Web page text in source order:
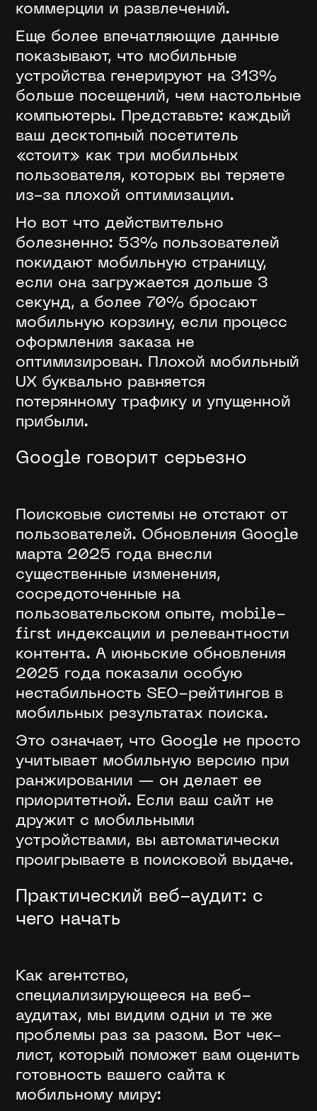
коммерции и развлечений.
Еще более впечатляющие данные
показывают, что мобильные
устройства генерируют на 313%
больше посещений, чем настольные
компьютеры. Представьте: каждый
ваш десктопный посетитель
«стоит» как три мобильных
пользователя, которых вы теряете
из-за плохой оптимизации.
Но вот что действительно
болезненно: 53% пользователей
покидают мобильную страницу,
если она загружается дольше 3
секунд, а более 70% бросают
мобильную корзину, если процесс
оформления заказа не
оптимизирован. Плохой мобильный
UX буквально равняется
потерянному трафику и упущенной
прибыли.
Google говорит серьезно
Поисковые системы не отстают от
пользователей. Обновления Google
марта 2025 года внесли
существенные изменения,
сосредоточенные на
пользовательском опыте, mobile-
first индексации и релевантности
контента. А июньские обновления
2025 года показали особую
нестабильность SEO-рейтингов в
мобильных результатах поиска.
Это означает, что Google не просто
учитывает мобильную версию при
ранжировании — он делает ее
приоритетной. Если ваш сайт не
дружит с мобильными
устройствами, вы автоматически
проигрываете в поисковой выдаче.
Практический веб-аудит: с
чего начать
Как агентство,
специализирующееся на веб-
аудитах, мы видим одни и те же
проблемы раз за разом. Вот чек-
лист, который поможет вам оценить
готовность вашего сайта к
мобильному миру: